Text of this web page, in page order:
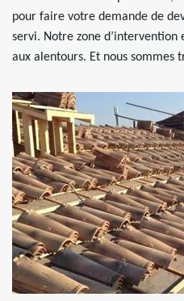
pour faire votre demande de
servi. Notre zone d’intervention
aux alentours. Et nous sommes